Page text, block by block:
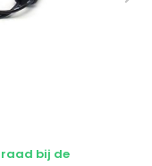
bij de